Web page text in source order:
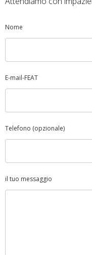
Nome
E-mail-FEAT
Telefono (opzionale)
il tuo messaggio